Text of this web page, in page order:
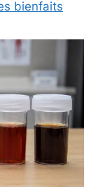
bienfaits